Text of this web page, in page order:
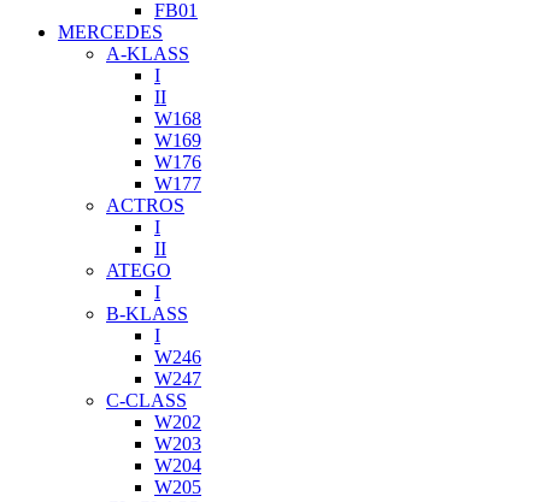
FB01
MERCEDES
A-KLASS
I
II
W168
W169
W176
W177
ACTROS
I
II
ATEGO
I
B-KLASS
I
W246
W247
C-CLASS
W202
W203
W204
W205